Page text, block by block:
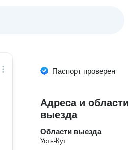
Паспорт проверен
Адреса и области
выезда
Области выезда
Усть-Кут